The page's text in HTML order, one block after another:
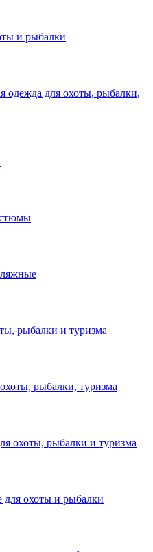
и рыбалки
одежда для охоты, рыбалки,
рыбалки и туризма
рыбалки, туризма
охоты, рыбалки и туризма
охоты и рыбалки